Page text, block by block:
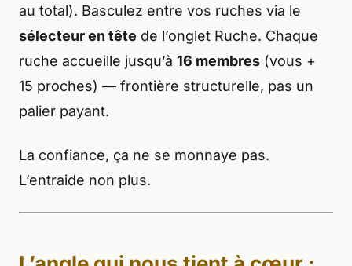
au total). Basculez entre vos ruches via le
sélecteur en tête de l’onglet Ruche. Chaque
ruche accueille jusqu’à 16 membres (vous +
15 proches) — frontière structurelle, pas un
palier payant.
La confiance, ça ne se monnaye pas.
L’entraide non plus.